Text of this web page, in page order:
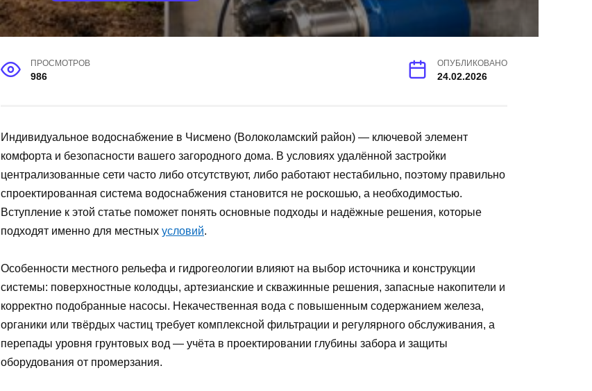
ПРОСМОТРОВ
986
ОПУБЛИКОВАНО
24.02.2026
Индивидуальное водоснабжение в Чисмено (Волоколамский район) — ключевой элемент
комфорта и безопасности вашего загородного дома. В условиях удалённой застройки
централизованные сети часто либо отсутствуют, либо работают нестабильно, поэтому правильно
спроектированная система водоснабжения становится не роскошью, а необходимостью.
Вступление к этой статье поможет понять основные подходы и надёжные решения, которые
подходят именно для местных условий.
Особенности местного рельефа и гидрогеологии влияют на выбор источника и конструкции
системы: поверхностные колодцы, артезианские и скважинные решения, запасные накопители и
корректно подобранные насосы. Некачественная вода с повышенным содержанием железа,
органики или твёрдых частиц требует комплексной фильтрации и регулярного обслуживания, а
перепады уровня грунтовых вод — учёта в проектировании глубины забора и защиты
оборудования от промерзания.